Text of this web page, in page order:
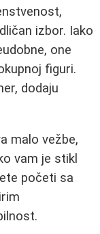
izbor. Iako
one
figuri.
dodaju
malo vežbe,
vam je stikl
početi sa